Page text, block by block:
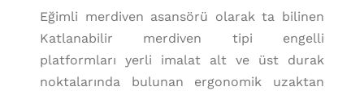
Eğimli merdiven asansörü olarak ta bilinen
Katlanabilir merdiven tipi engelli
platformları yerli imalat alt ve üst durak
noktalarında bulunan ergonomik uzaktan